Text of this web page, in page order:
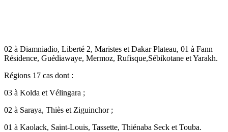
02 à Diamniadio, Liberté 2, Maristes et Dakar Plateau, 01 à Fann
Résidence, Guédiawaye, Mermoz, Rufisque,Sébikotane et Yarakh.
Régions 17 cas dont :
03 à Kolda et Vélingara ;
02 à Saraya, Thiès et Ziguinchor ;
01 à Kaolack, Saint-Louis, Tassette, Thiénaba Seck et Touba.